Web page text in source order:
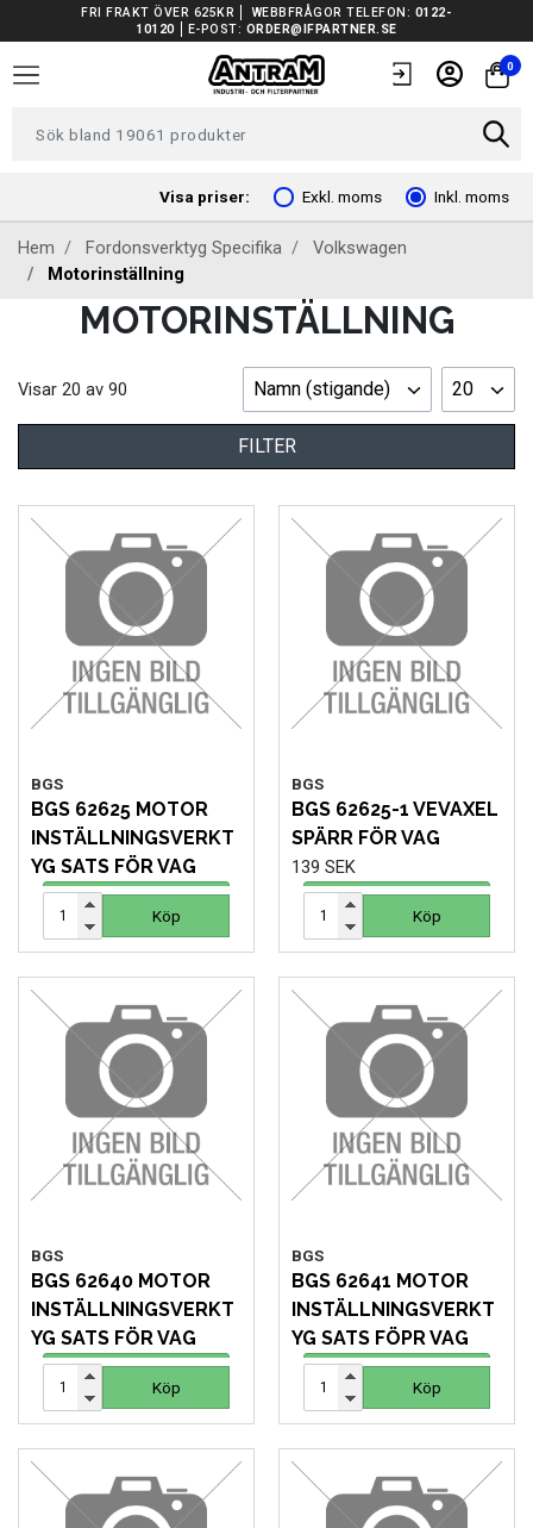
FRI FRAKT ÖVER 625KR WEBBFRÅGOR TELEFON: 0122-
10120
E-POST: ORDER@IFPARTNER.SE
0
Visa priser: Exkl. moms Inkl. moms
TRUCKAR I LAGER
TUNGA FORDON UNIVERSAL
FORDONSVERKTYG EV
ARBETSPLATSUTRUSTNING
BATTERIER
EL OCH BELYSNING
FORDONSVERKTYG SPECIFIKA
FORDONSVERKTYG UNIVERSAL
FÖRBRUKNING
GÖR-DET-SJÄLV PRODUKTER
LIM & FOG
LYFT OCH LAST
MASKINER OCH TVÄTTUTRUSTNING
MATERIALHANTERING
MOTORCYKEL VERKSTAD
OLJA OCH KEM
OLJE OCH SMÖRJHANTERING
PUMPAR
SKYDDSUTRUSTNING
SLANGVINDOR
STEGAR, STÖD OCH PLATTFORMAR
TUNGA FORDON UNIVERSAL
Hem Fordonsverktyg Specifika
Volkswagen
Motorinställning
MOTORINSTÄLLNING
Visar 20 av 90 Namn (stigande) 20
FILTER
BGS
BGS 62625 MOTOR
INSTÄLLNINGSVERKT
YG SATS FÖR VAG
973 SEK
Köp
BGS
BGS 62625-1 VEVAXEL
SPÄRR FÖR VAG
139 SEK
Köp
BGS
BGS 62640 MOTOR
INSTÄLLNINGSVERKT
YG SATS FÖR VAG
273 SEK
Köp
BGS
BGS 62641 MOTOR
INSTÄLLNINGSVERKT
YG SATS FÖPR VAG
276 SEK
Köp